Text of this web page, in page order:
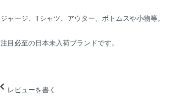
ジャージ、Tシャツ、アウター、ボトムスや小物等。
注目必至の日本未入荷ブランドです。
レビューを書く